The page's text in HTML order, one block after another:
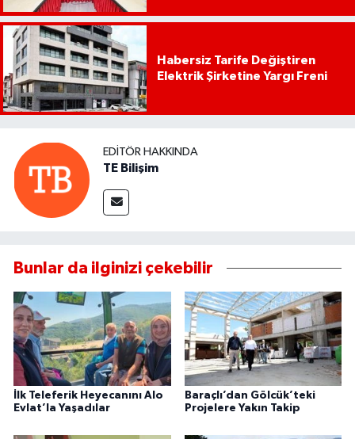
Habersiz Tarife Değiştiren
Elektrik Şirketine Yargı Freni
EDITÖR HAKKINDA
TE Bilişim
Bunlar da ilginizi çekebilir
İlk Teleferik Heyecanını Alo
Evlat’la Yaşadılar
Baraçlı’dan Gölcük’teki
Projelere Yakın Takip